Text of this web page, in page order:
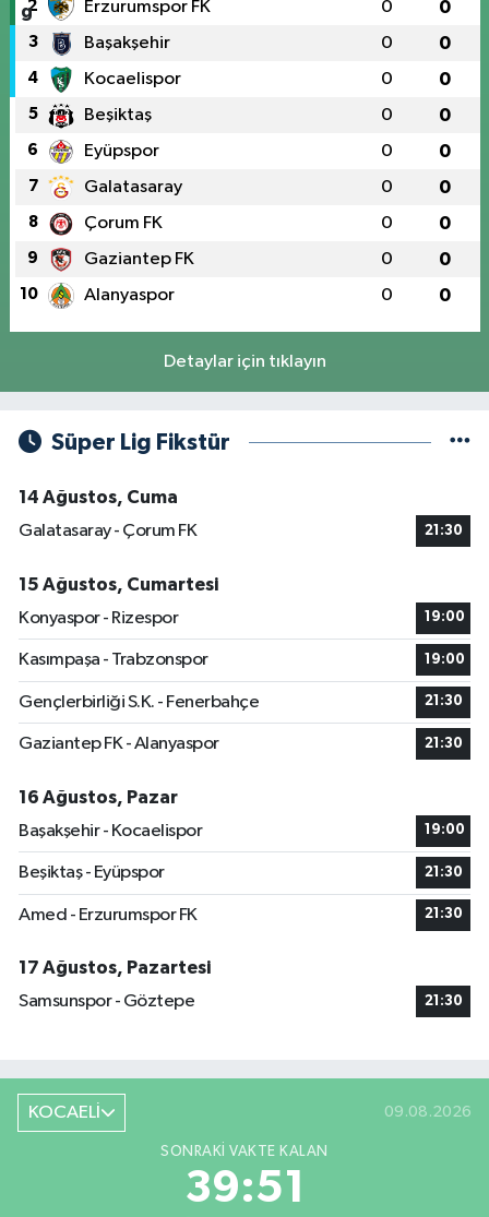
2 Erzurumspor FK 0 0
3 Başakşehir 0 0
4 Kocaelispor 0 0
5 Beşiktaş 0 0
6 Eyüpspor 0 0
7 Galatasaray 0 0
8 Çorum FK 0 0
9 Gaziantep FK 0 0
10 Alanyaspor 0 0
Detaylar için tıklayın
Süper Lig Fikstür
14 Ağustos, Cuma
Galatasaray - Çorum FK
21:30
15 Ağustos, Cumartesi
Konyaspor - Rizespor
19:00
Kasımpaşa - Trabzonspor 19:00
Gençlerbirliği S.K. - Fenerbahçe 21:30
Gaziantep FK - Alanyaspor 21:30
16 Ağustos, Pazar
Başakşehir - Kocaelispor
19:00
Beşiktaş - Eyüpspor 21:30
Amed - Erzurumspor FK 21:30
17 Ağustos, Pazartesi
Samsunspor - Göztepe
21:30
KOCAELİ 09.08.2026
SONRAKI VAKTE KALAN
39:50